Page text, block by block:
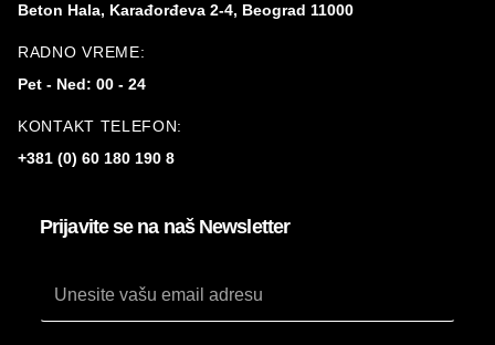
Beton Hala, Karađorđeva 2-4, Beograd 11000
RADNO VREME:
Pet - Ned: 00 - 24
KONTAKT TELEFON:
+381 (0) 60 180 190 8
Prijavite se na naš Newsletter